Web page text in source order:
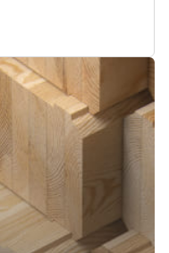
сообщений
Мы в
соцсетях: